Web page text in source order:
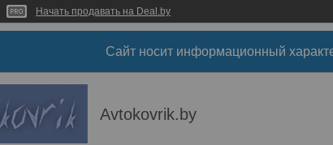
Начать продавать на Deal.by
Сайт носит информационный
Avtokovrik.by